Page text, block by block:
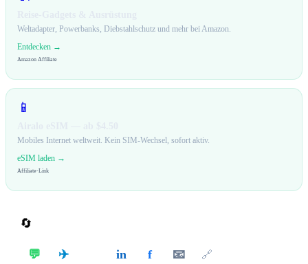
Weltadapter, Powerbanks, Diebstahlschutz und mehr bei Amazon.
Entdecken →
Amazon Affiliate
📱
Mobiles Internet weltweit. Kein SIM-Wechsel, sofort aktiv.
eSIM laden →
Affiliate-Link
🔄
💬 ✈️ in f 📧 🔗